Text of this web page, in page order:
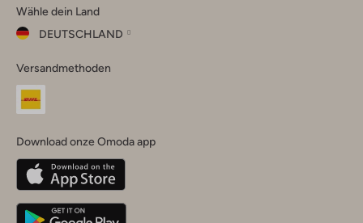
Instagram
Facebook
TikTok
Wähle dein Land
DEUTSCHLAND
dein
Land
Belgique(Français)
Deutschland
Versandmethoden
Download onze Omoda app